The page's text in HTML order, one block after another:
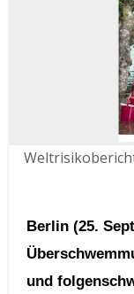
Berlin (25. September 2025) –
und